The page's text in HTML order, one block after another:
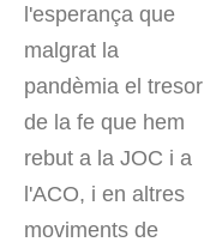
l'esperança que
malgrat la
pandèmia el tresor
de la fe que hem
rebut a la JOC i a
l'ACO, i en altres
moviments de